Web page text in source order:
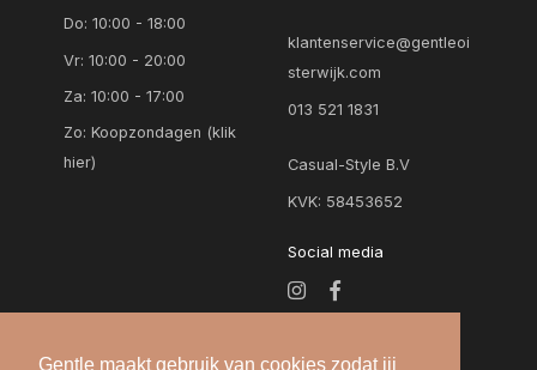
Gentle maakt gebruik van cookies zodat jij
Do: 10:00 - 18:00
Vr: 10:00 - 20:00
Za: 10:00 - 17:00
Zo:Koopzondagen (klik
hier)
klantenservice@gentleoi
sterwijk.com
013 521 1831
Casual-Style B.V
KVK: 58453652
Social media